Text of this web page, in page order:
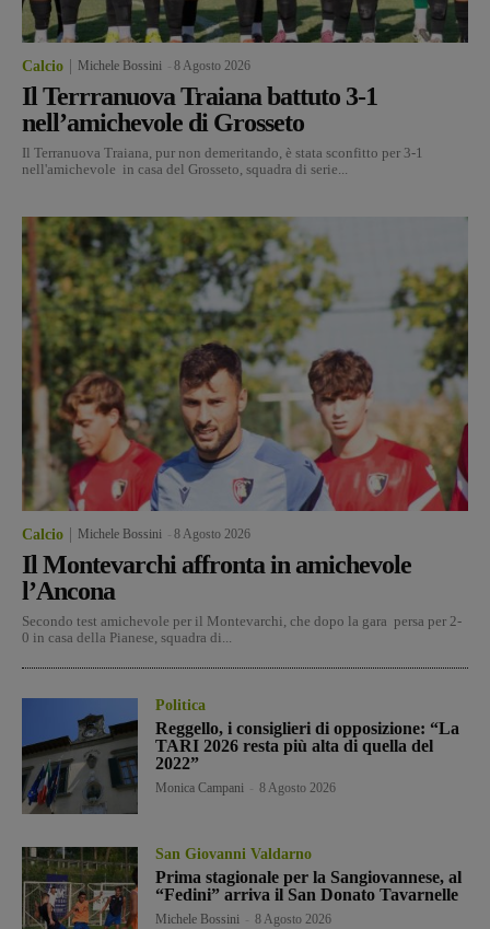
Calcio Michele Bossini 8 Agosto 2026
Il Terrranuova Traiana battuto 3-1
nell’amichevole di Grosseto
Il Terranuova Traiana, pur non demeritando, è stata sconfitto per 3-1
nell'amichevole in casa del Grosseto, squadra di serie...
Calcio Michele Bossini 8 Agosto 2026
Il Montevarchi affronta in amichevole
l’Ancona
Secondo test amichevole per il Montevarchi, che dopo la gara persa per 2-
0 in casa della Pianese, squadra di...
Politica
Reggello, i consiglieri di opposizione: “La
TARI 2026 resta più alta di quella del
2022”
Monica Campani 8 Agosto 2026
San Giovanni Valdarno
Prima stagionale per la Sangiovannese, al
“Fedini” arriva il San Donato Tavarnelle
Michele Bossini 8 Agosto 2026